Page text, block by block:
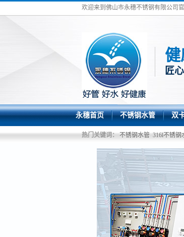
欢迎来到佛山市永穗不锈钢有限公司官
匠
永穗首页 不锈钢水管 双
热门关键词： 不锈钢水管 316l不锈钢